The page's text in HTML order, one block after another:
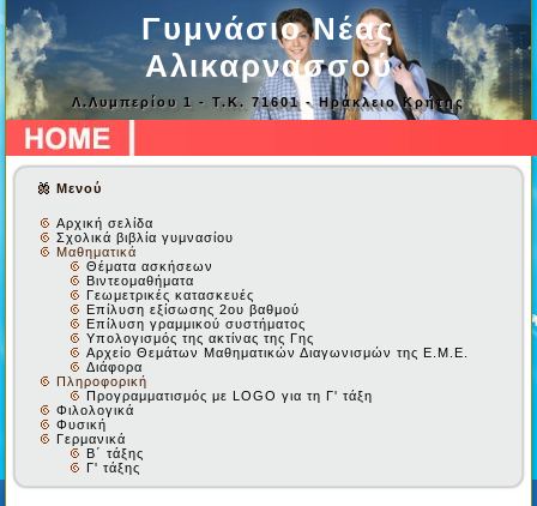
Γυμνάσιο Νέας
Αλικαρνασσού
Λ.Λυμπερίου 1 - Τ.Κ. 71601 - Ηράκλειο Κρήτης
Μενού
Αρχική σελίδα
Σχολικά βιβλία γυμνασίου
Μαθηματικά
Θέματα ασκήσεων
Βιντεομαθήματα
Γεωμετρικές κατασκευές
Επίλυση εξίσωσης 2ου βαθμού
Επίλυση γραμμικού συστήματος
Υπολογισμός της ακτίνας της Γης
Αρχείο Θεμάτων Μαθηματικών Διαγωνισμών της Ε.Μ.Ε.
Διάφορα
Πληροφορική
Προγραμματισμός με LOGO για τη Γ' τάξη
Φιλολογικά
Φυσική
Γερμανικά
Β΄ τάξης
Γ' τάξης